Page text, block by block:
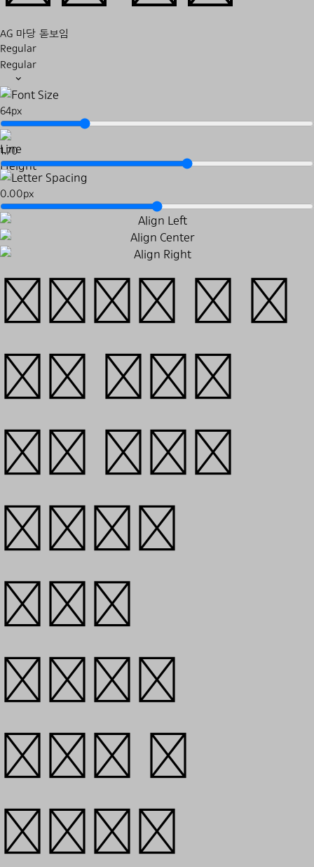
AG 마당 돋보임
Regular
Regular
64px
1.70
0.00px
맥아더, 그 두
개의 얼굴‒
모든 역사의
영웅들은
신화를
남긴다.
우리는 그
신화라는